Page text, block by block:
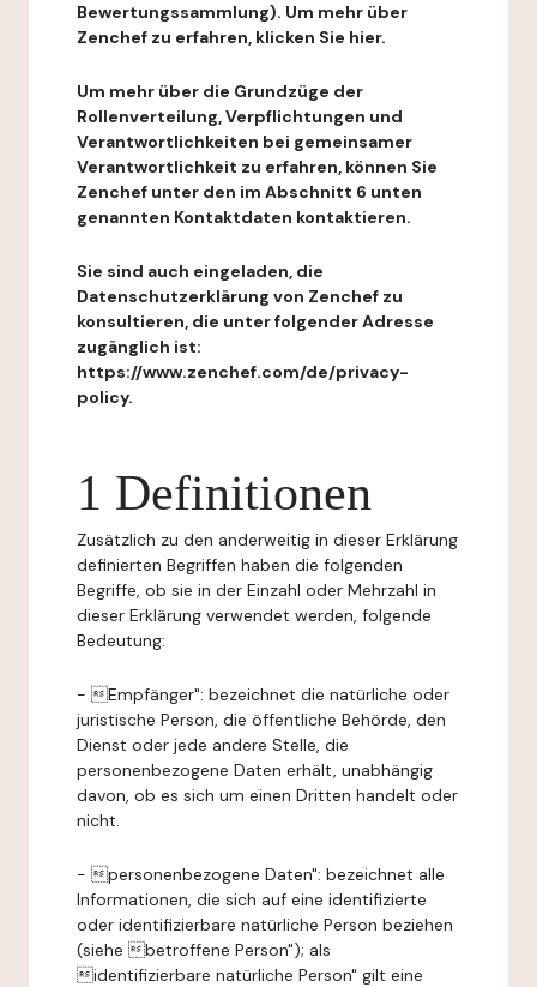
Bewertungssammlung). Um mehr über
Zenchef zu erfahren, klicken Sie hier.
Um mehr über die Grundzüge der
Rollenverteilung, Verpflichtungen und
Verantwortlichkeiten bei gemeinsamer
Verantwortlichkeit zu erfahren, können Sie
Zenchef unter den im Abschnitt 6 unten
genannten Kontaktdaten kontaktieren.
Sie sind auch eingeladen, die
Datenschutzerklärung von Zenchef zu
konsultieren, die unter folgender Adresse
zugänglich ist:
https://www.zenchef.com/de/privacy-
policy.
1 Definitionen
Zusätzlich zu den anderweitig in dieser Erklärung
definierten Begriffen haben die folgenden
Begriffe, ob sie in der Einzahl oder Mehrzahl in
dieser Erklärung verwendet werden, folgende
Bedeutung:
- Empfänger": bezeichnet die natürliche oder
juristische Person, die öffentliche Behörde, den
Dienst oder jede andere Stelle, die
personenbezogene Daten erhält, unabhängig
davon, ob es sich um einen Dritten handelt oder
nicht.
- personenbezogene Daten": bezeichnet alle
Informationen, die sich auf eine identifizierte
oder identifizierbare natürliche Person beziehen
(siehe betroffene Person"); als
identifizierbare natürliche Person" gilt eine